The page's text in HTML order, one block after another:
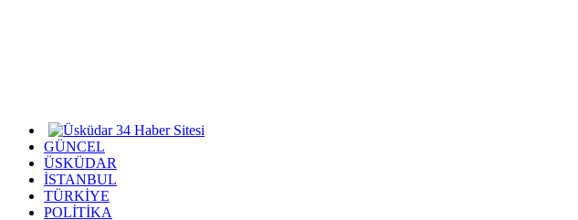
GÜNCEL
ÜSKÜDAR
İSTANBUL
TÜRKİYE
POLİTİKA